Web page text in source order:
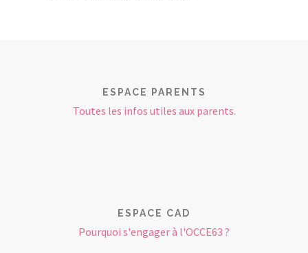
ESPACE PARENTS
Toutes les infos utiles aux parents.
ESPACE CAD
Pourquoi s'engager à l'OCCE63 ?